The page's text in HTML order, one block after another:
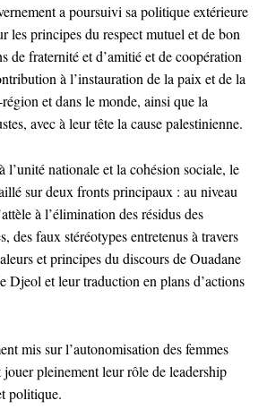
a poursuivi sa politique extérieure
les principes du respect mutuel et de bon
de fraternité et d’amitié et de coopération
à l’instauration de la paix et de la
et dans le monde, ainsi que la
avec à leur tête la cause palestinienne.
l’unité nationale et la cohésion sociale, le
sur deux fronts principaux : au niveau
à l’élimination des résidus des
des faux stéréotypes entretenus à travers
et principes du discours de Ouadane
Djeol et leur traduction en plans d’actions
mis sur l’autonomisation des femmes
jouer pleinement leur rôle de leadership
politique.